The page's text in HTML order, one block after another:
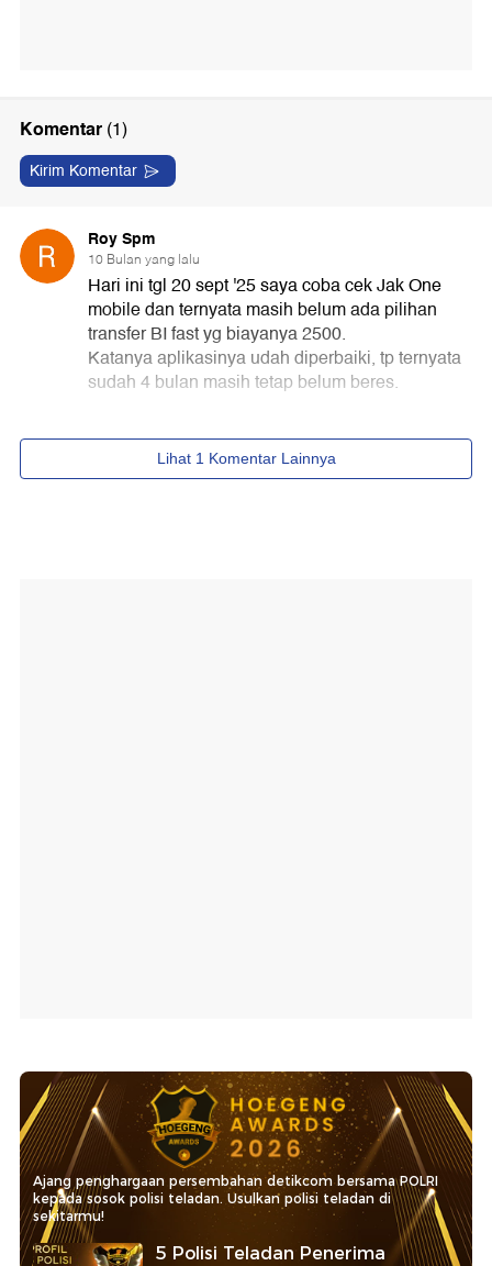
Ajang penghargaan persembahan detikcom bersama POLRI
kepada sosok polisi teladan. Usulkan polisi teladan di
sekitarmu!
5 Polisi Teladan Penerima